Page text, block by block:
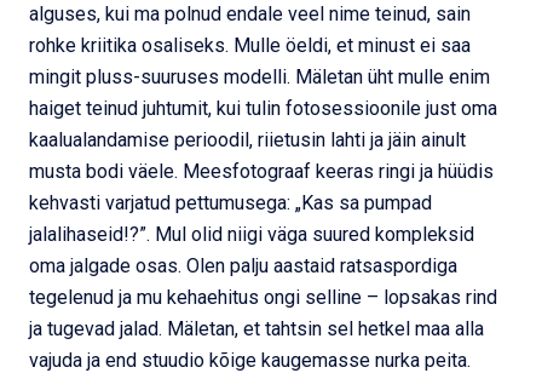
alguses, kui ma polnud endale veel nime teinud, sain
rohke kriitika osaliseks. Mulle öeldi, et minust ei saa
mingit pluss-suuruses modelli. Mäletan üht mulle enim
haiget teinud juhtumit, kui tulin fotosessioonile just oma
kaalualandamise perioodil, riietusin lahti ja jäin ainult
musta bodi väele. Meesfotograaf keeras ringi ja hüüdis
kehvasti varjatud pettumusega: „Kas sa pumpad
jalalihaseid!?”. Mul olid niigi väga suured kompleksid
oma jalgade osas. Olen palju aastaid ratsaspordiga
tegelenud ja mu kehaehitus ongi selline – lopsakas rind
ja tugevad jalad. Mäletan, et tahtsin sel hetkel maa alla
vajuda ja end stuudio kõige kaugemasse nurka peita.